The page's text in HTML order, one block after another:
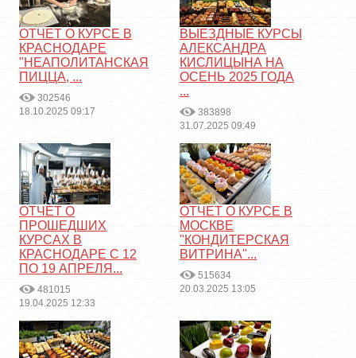
ОТЧЕТ О КУРСЕ В
КРАСНОДАРЕ
"НЕАПОЛИТАНСКАЯ
ПИЦЦА, ...
302546
18.10.2025 09:17
ВЫЕЗДНЫЕ КУРСЫ
АЛЕКСАНДРА
КИСЛИЦЫНА НА
ОСЕНЬ 2025 ГОДА
...
383898
31.07.2025 09:49
ОТЧЕТ О
ПРОШЕДШИХ
КУРСАХ В
КРАСНОДАРЕ С 12
ПО 19 АПРЕЛЯ...
481015
19.04.2025 12:33
ОТЧЕТ О КУРСЕ В
МОСКВЕ
"КОНДИТЕРСКАЯ
ВИТРИНА"...
515634
20.03.2025 13:05